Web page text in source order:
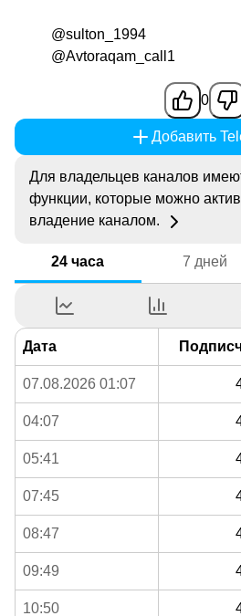
@sulton_1994
@Avtoraqam_call1
0
Добавить
Для владельцев каналов
функции, которые можно
владение каналом.
24 часа 7 дней
Дата
07.08.2026 01:07
04:07
05:41
07:45
08:47
09:49
10:50